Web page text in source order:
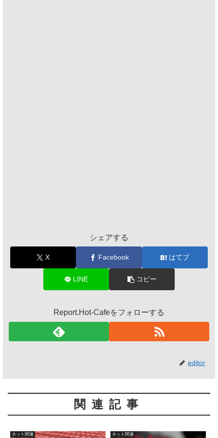
シェアする
X Facebook はてブ
LINE コピー
Report.Hot-Cafeをフォローする
editor
関連記事
ネット関連 ネット関連